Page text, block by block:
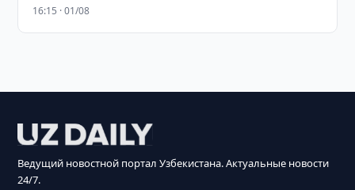
16:15 · 01/08
Ведущий новостной портал Узбекистана. Актуальные новости
24/7.